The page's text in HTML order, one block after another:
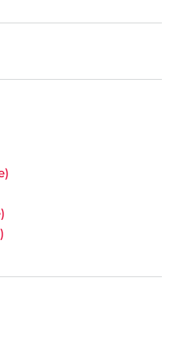
gefunden?
uns auf. Wir helfen